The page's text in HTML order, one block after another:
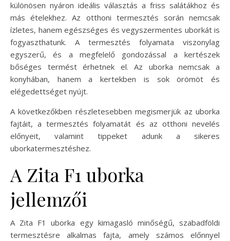
különösen nyáron ideális választás a friss salátákhoz és
más ételekhez. Az otthoni termesztés során nemcsak
ízletes, hanem egészséges és vegyszermentes uborkát is
fogyaszthatunk. A termesztés folyamata viszonylag
egyszerű, és a megfelelő gondozással a kertészek
bőséges termést érhetnek el. Az uborka nemcsak a
konyhában, hanem a kertekben is sok örömöt és
elégedettséget nyújt.
A következőkben részletesebben megismerjük az uborka
fajtáit, a termesztés folyamatát és az otthoni nevelés
előnyeit, valamint tippeket adunk a sikeres
uborkatermesztéshez.
A Zita F1 uborka
jellemzői
A Zita F1 uborka egy kimagasló minőségű, szabadföldi
termesztésre alkalmas fajta, amely számos előnnyel